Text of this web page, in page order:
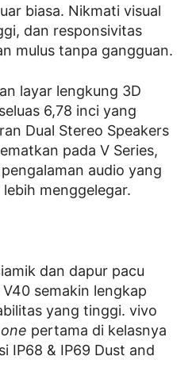
biasa. Nikmati visual
dan responsivitas
mulus tanpa gangguan.
layar lengkung 3D
6,78 inci yang
Dual Stereo Speakers
pada V Series,
audio yang
menggelegar.
dan dapur pacu
semakin lengkap
yang tinggi. vivo
pertama di kelasnya
IP68 & IP69 Dust and